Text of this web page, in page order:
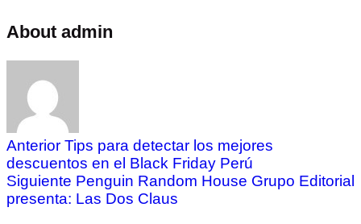
About admin
Anterior Tips para detectar los mejores
descuentos en el Black Friday Perú
Siguiente Penguin Random House Grupo Editorial
presenta: Las Dos Claus